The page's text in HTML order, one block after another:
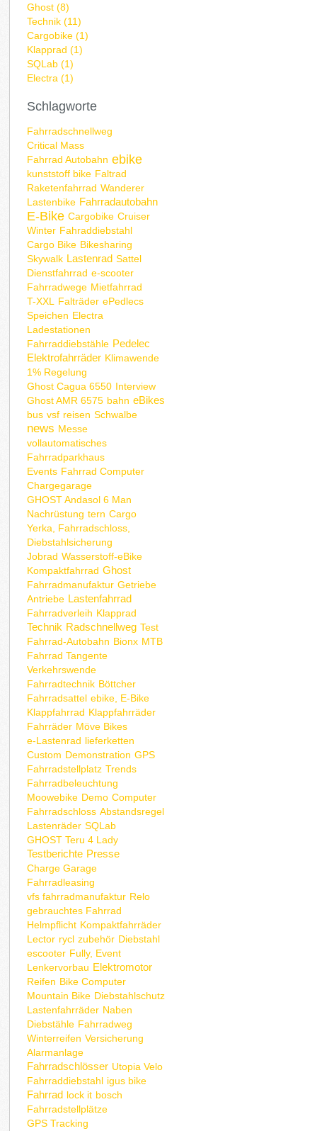
Ghost (8)
Technik (11)
Cargobike (1)
Klapprad (1)
SQLab (1)
Electra (1)
Schlagworte
Fahrradschnellweg
Critical Mass
Fahrrad Autobahn ebike
kunststoff bike Faltrad
Raketenfahrrad Wanderer
Lastenbike Fahrradautobahn
E-Bike Cargobike Cruiser
Winter Fahraddiebstahl
Cargo Bike Bikesharing
Skywalk Lastenrad Sattel
Dienstfahrrad e-scooter
Fahrradwege Mietfahrrad
T-XXL
Falträder ePedlecs
Speichen Electra
Ladestationen
Fahrraddiebstähle Pedelec
Elektrofahrräder Klimawende
1% Regelung
Ghost Cagua 6550 Interview
Ghost AMR 6575 bahn eBikes
bus vsf reisen Schwalbe
news Messe
vollautomatisches
Fahrradparkhaus
Events Fahrrad Computer
Chargegarage
GHOST Andasol 6 Man
Nachrüstung tern Cargo
Yerka, Fahrradschloss,
Diebstahlsicherung
Jobrad Wasserstoff-eBike
Kompaktfahrrad Ghost
Fahrradmanufaktur Getriebe
Antriebe Lastenfahrrad
Fahrradverleih Klapprad
Technik Radschnellweg Test
Fahrrad-Autobahn Bionx MTB
Fahrrad Tangente
Verkehrswende
Fahrradtechnik Böttcher
Fahrradsattel ebike, E-Bike
Klappfahrrad Klappfahrräder
Fahrräder Möve Bikes
e-Lastenrad lieferketten
Custom Demonstration GPS
Fahrradstellplatz Trends
Fahrradbeleuchtung
Moowebike Demo Computer
Fahrradschloss Abstandsregel
Lastenräder SQLab
GHOST Teru 4 Lady
Testberichte Presse
Charge Garage
Fahrradleasing
vfs fahrradmanufaktur Relo
gebrauchtes Fahrrad
Helmpflicht Kompaktfahrräder
Lector rycl zubehör Diebstahl
escooter Fully, Event
Lenkervorbau Elektromotor
Reifen Bike Computer
Mountain Bike Diebstahlschutz
Lastenfahrräder Naben
Diebstähle Fahrradweg
Winterreifen Versicherung
Alarmanlage
Fahrradschlösser Utopia Velo
Fahrraddiebstahl igus bike
Fahrrad lock it bosch
Fahrradstellplätze
GPS Tracking